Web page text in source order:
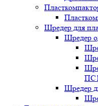
Шредер для
Шредер
Шредер